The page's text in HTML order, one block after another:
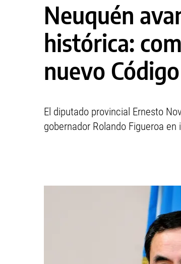
Neuquén
histórica:
nuevo
El diputado provincial Ernesto
gobernador Rolando Figueroa